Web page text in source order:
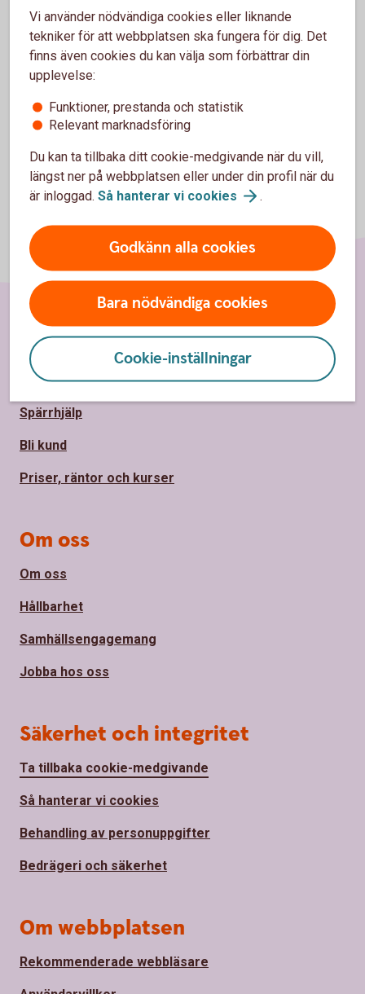
Skatt på aktier, fonder och andra placeringar
Vi använder nödvändiga cookies eller liknande
tekniker för att webbplatsen ska fungera för dig. Det
finns även cookies du kan välja som förbättrar din
upplevelse:
Funktioner, prestanda och statistik
Relevant marknadsföring
Du kan ta tillbaka ditt cookie-medgivande när du vill,
längst ner på webbplatsen eller under din profil när du
är inloggad. Så hanterar vi cookies .
Godkänn alla cookies
Bara nödvändiga cookies
Cookie-inställningar
Sidfot
Hitta snabbt
Kontakta oss
Spärrhjälp
Bli kund
Priser, räntor och kurser
Om oss
Om oss
Hållbarhet
Samhällsengagemang
Jobba hos oss
Säkerhet och integritet
Ta tillbaka cookie-medgivande
Så hanterar vi cookies
Behandling av personuppgifter
Bedrägeri och säkerhet
Om webbplatsen
Rekommenderade webbläsare